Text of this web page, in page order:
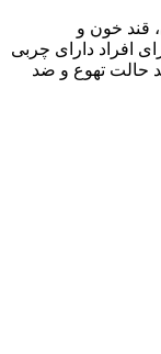
قند خون و
افراد دارای چربی
حالت تهوع و ضد